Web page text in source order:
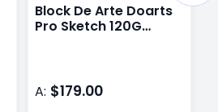
Block De Arte Doarts
Pro Sketch 120G
A: $179.00